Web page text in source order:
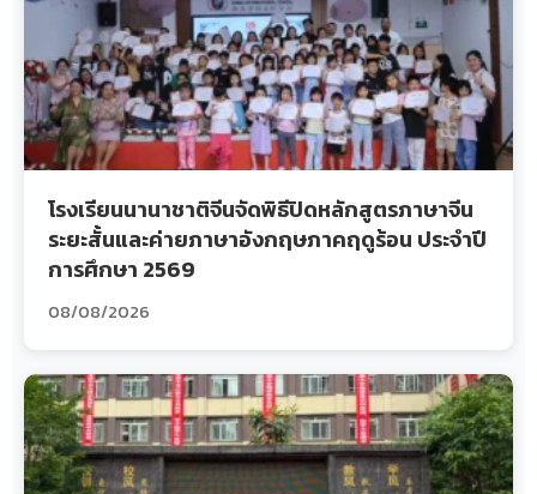
โรงเรียนนานาชาติจีนจัดพิธีปิดหลักสูตรภาษาจีน
ระยะสั้นและค่ายภาษาอังกฤษภาคฤดูร้อน ประจำปี
การศึกษา 2569
08/08/2026